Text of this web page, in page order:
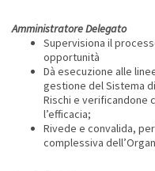
Amministratore Delegato
Supervisiona il
opportunità
Dà esecuzione alle
gestione del Sistema
Rischi e verificandone
l’efficacia;
Rivede e convalida,
complessiva